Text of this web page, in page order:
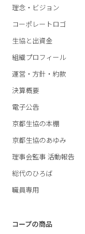
理念・ビジョン
コーポレートロゴ
生協と出資金
組織プロフィール
運営・方針・約款
決算概要
電子公告
京都生協の本棚
京都生協のあゆみ
理事会監事 活動報告
総代のひろば
職員専用
コープの商品